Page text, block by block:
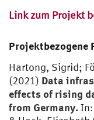
Link zum Projekt
Projektbezogene
Hartong, Sigrid;
(2021) Data
effects of rising
from Germany.